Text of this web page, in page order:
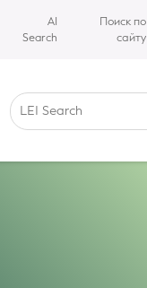
AI
Search
Поиск по
сайту